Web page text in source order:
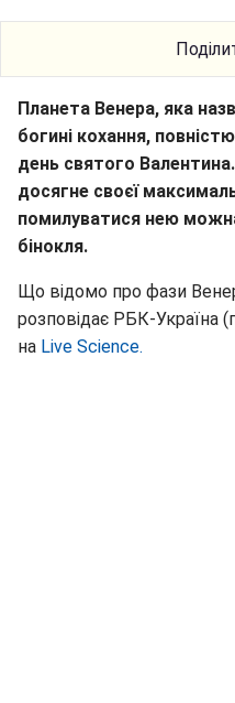
Планета Венера, яка
богині кохання,
день святого
досягне своєї
помилуватися нею
бінокля.
Що відомо про фази
розповідає РБК-Україна
на Live Science.